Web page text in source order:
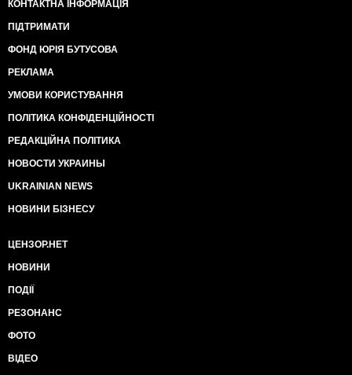
КОНТАКТНА ІНФОРМАЦІЯ
ПІДТРИМАТИ
ФОНД ЮРІЯ БУТУСОВА
РЕКЛАМА
УМОВИ КОРИСТУВАННЯ
ПОЛІТИКА КОНФІДЕНЦІЙНОСТІ
РЕДАКЦІЙНА ПОЛІТИКА
НОВОСТИ УКРАИНЫ
UKRAINIAN NEWS
НОВИНИ БІЗНЕСУ
ЦЕНЗОР.НЕТ
НОВИНИ
ПОДІЇ
РЕЗОНАНС
ФОТО
ВІДЕО